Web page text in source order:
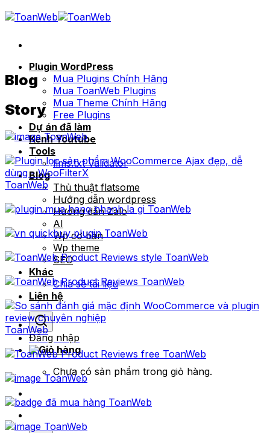
Bỏ
qua
dung
Plugin WordPress
Mua Plugins Chính Hãng
Mua ToanWeb Plugins
Mua Theme Chính Hãng
Free Plugins
Dự án đã làm
Kênh Youtube
Tools
llms.txt Validator
Blog
Thủ thuật flatsome
Hướng dẫn wordpress
Hướng dẫn Zalo
AI
Wp cơ bản
Wp theme
SEO
Khác
Chia sẻ tài liệu
Liên hệ
Đăng nhập
Chưa có sản phẩm trong giỏ hàng.
Blog
Story
ToanWeb
ToanWeb
ToanWeb
ToanWeb
ToanWeb
ToanWeb
ToanWeb
ToanWeb
ToanWeb
ToanWeb
ToanWeb